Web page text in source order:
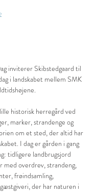
inviterer Skibstedgaard til
i landskabet mellem SMK
historisk herregård ved
marker, strandenge og
om et sted, der altid har
I dag er gården i gang
tidligere landbrugsjord
med overdrev, strandeng,
frøindsamling,
der har naturen i